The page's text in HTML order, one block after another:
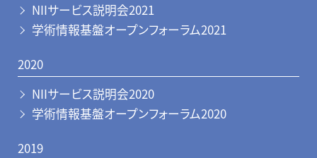
NIIサービス説明会2021
学術情報基盤オープンフォーラム2021
2020
NIIサービス説明会2020
学術情報基盤オープンフォーラム2020
2019